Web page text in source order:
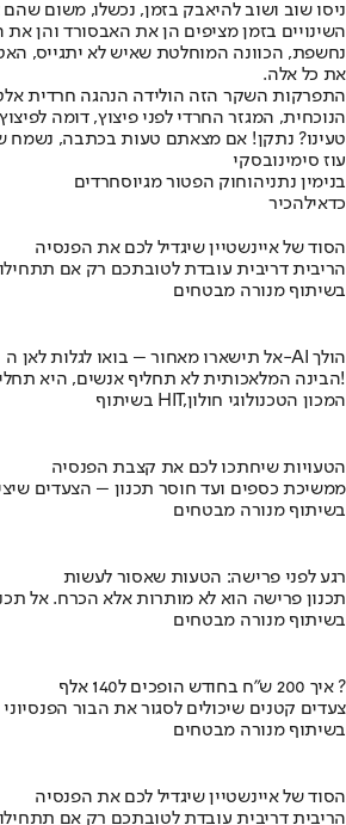
ניסו שוב ושוב להיאבק בזמן, נכשלו, משום
השינויים בזמן מציפים הן את האבסורד והן
נחשפת, הכוונה המוחלטת שאיש לא יתגייס,
את כל אלה.
התפרקות השקר הזה הולידה הנהגה חרדית
הנוכחית, המגזר החרדי לפני פיצוץ, דומה
טעינו? נתקן! אם מצאתם טעות בכתבה, נשמח
עוז סימינובסקי
בנימין נתניהוחוק הפטור מגיוסחרדים
כדאילהכיר
הסוד של איינשטיין שיגדיל לכם את הפנסיה
הריבית דריבית עובדת לטובתכם רק אם
בשיתוף מנורה מבטחים
אל תישארו מאחור – בואו לגלות לאן ה-AI הולך
הבינה המלאכותית לא תחליף אנשים, היא תחליף את מי שלא משתמש בה!
בשיתוף HIT,המכון הטכנולוגי חולון
הטעויות שיחתכו לכם את קצבת הפנסיה
ממשיכת כספים ועד חוסר תכנון – הצעדים
בשיתוף מנורה מבטחים
רגע לפני פרישה: הטעות שאסור לעשות
תכנון פרישה הוא לא מותרות אלא הכרח. אל
בשיתוף מנורה מבטחים
איך 200 ש"ח בחודש הופכים ל140 אלף ?
צעדים קטנים שיכולים לסגור את הבור הפנסיוני
בשיתוף מנורה מבטחים
הסוד של איינשטיין שיגדיל לכם את הפנסיה
הריבית דריבית עובדת לטובתכם רק אם